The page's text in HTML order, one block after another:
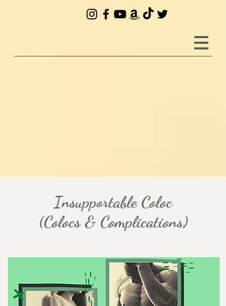
Insupportable Coloc
(Colocs & Complications)